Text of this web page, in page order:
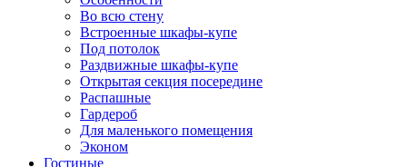
Во всю стену
Встроенные шкафы-купе
Под потолок
Раздвижные шкафы-купе
Открытая секция посередине
Распашные
Гардероб
Для маленького помещения
Эконом
Гостиные